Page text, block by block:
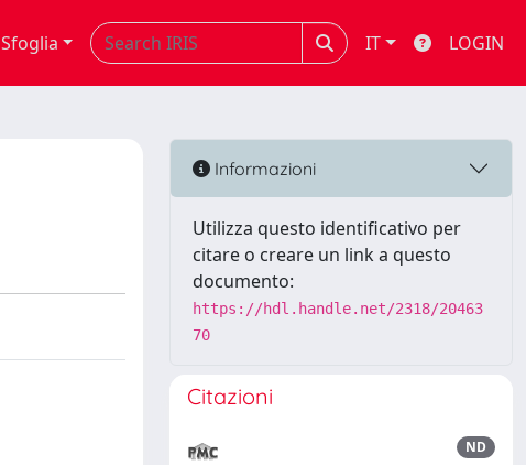
Sfoglia IT LOGIN
Informazioni
Utilizza questo identificativo per
citare o creare un link a questo
documento:
https://hdl.handle.net/2318/20463
70
Citazioni
ND